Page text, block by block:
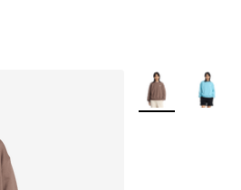
Weitere Farben